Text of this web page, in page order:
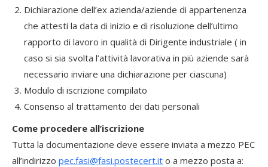
Dichiarazione dell’ex azienda/aziende di appartenenza
che attesti la data di inizio e di risoluzione dell’ultimo
rapporto di lavoro in qualità di Dirigente industriale ( in
caso si sia svolta l’attività lavorativa in più aziende sarà
necessario inviare una dichiarazione per ciascuna)
Modulo di iscrizione compilato
Consenso al trattamento dei dati personali
Come procedere all’iscrizione
Tutta la documentazione deve essere inviata a mezzo PEC
all’indirizzo pec.fasi@fasi.postecert.it o a mezzo posta a: